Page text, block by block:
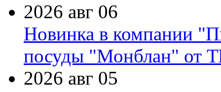
2026 авг 06
Новинка в компании
посуды "Монблан" от
2026 авг 05